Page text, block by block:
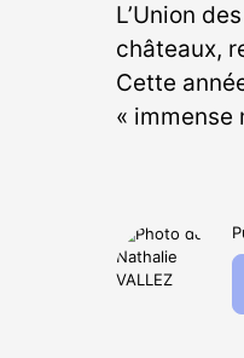
L’Union
châteaux,
Cette
« immense